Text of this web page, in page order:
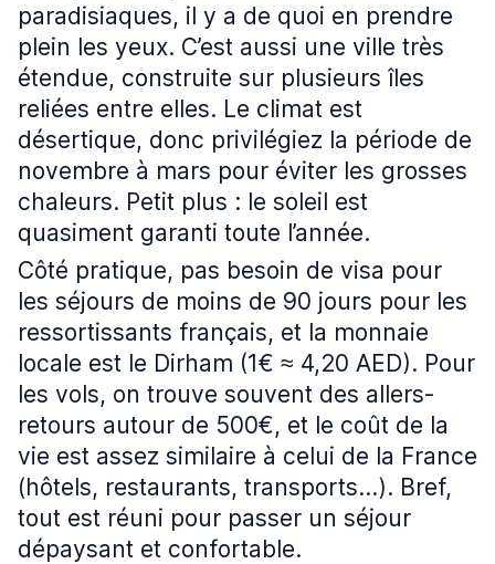
paradisiaques, il y a de quoi en prendre
plein les yeux. C’est aussi une ville très
étendue, construite sur plusieurs îles
reliées entre elles. Le climat est
désertique, donc privilégiez la période de
novembre à mars pour éviter les grosses
chaleurs. Petit plus : le soleil est
quasiment garanti toute l’année.
Côté pratique, pas besoin de visa pour
les séjours de moins de 90 jours pour les
ressortissants français, et la monnaie
locale est le Dirham (1€ ≈ 4,20 AED). Pour
les vols, on trouve souvent des allers-
retours autour de 500€, et le coût de la
vie est assez similaire à celui de la France
(hôtels, restaurants, transports…). Bref,
tout est réuni pour passer un séjour
dépaysant et confortable.